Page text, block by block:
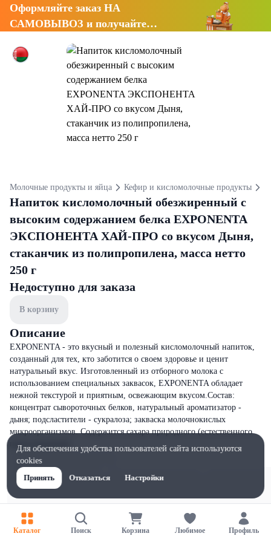
Оформляйте заказ НА
САМОВЫВОЗ и получайте
Молочные продукты и яйца Кефир и кисломолочные продукты
Напиток кисломолочный обезжиренный с
высоким содержанием белка EXPONENTA
ЭКСПОНЕНТА ХАЙ-ПРО со вкусом Дыня,
стаканчик из полипропилена, масса нетто
250 г
Недоступно для заказа
В корзину
Описание
EXPONENTA - это вкусный и полезный кисломолочный напиток,
созданный для тех, кто заботится о своем здоровье и ценит
натуральный вкус. Изготовленный из отборного молока с
использованием специальных заквасок, EXPONENTA обладает
нежной текстурой и приятным, освежающим вкусом.Состав:
концентрат сывороточных белков, натуральный ароматизатор -
дыня; подсластители - сукралоза; закваска молочнокислых
микроорганизмов. Содержится сахара природного (естественного
происхождения)
Каталог Поиск Корзина Любимое Профиль
Для обеспечения удобства пользователей сайта используются
cookies
Принять
Отказаться Настройки